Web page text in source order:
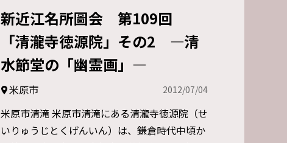
新近江名所圖会 第109回
「清瀧寺徳源院」その2 ―清
水節堂の「幽霊画」―
米原市 2012/07/04
米原市清滝 米原市清滝にある清瀧寺徳源院（せ
いりゅうじとくげんいん）は、鎌倉時代中頃か